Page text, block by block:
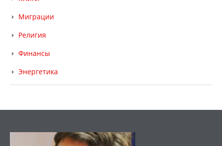
Миграции
Религия
Финансы
Энергетика